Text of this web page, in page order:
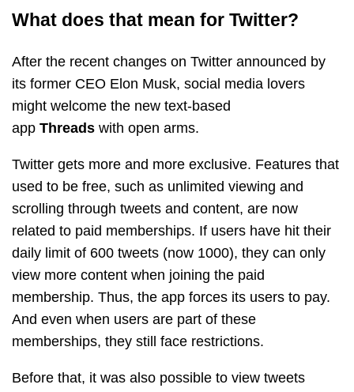
What does that mean for Twitter?
After the recent changes on Twitter announced by
its former CEO Elon Musk, social media lovers
might welcome the new text-based
app Threads with open arms.
Twitter gets more and more exclusive. Features that
used to be free, such as unlimited viewing and
scrolling through tweets and content, are now
related to paid memberships. If users have hit their
daily limit of 600 tweets (now 1000), they can only
view more content when joining the paid
membership. Thus, the app forces its users to pay.
And even when users are part of these
memberships, they still face restrictions.
Before that, it was also possible to view tweets